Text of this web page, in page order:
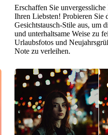
Erschaffen Sie
Ihren Liebsten! Probieren Sie
Gesichtstausch-Stile aus, um
und unterhaltsame Weise zu
Urlaubsfotos und
Note zu verleihen.